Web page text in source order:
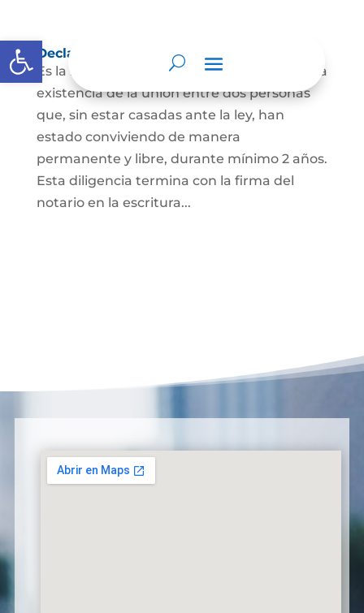
Abrir barra de herramientas
Declaración de Unión Marital de Hecho
Es la manifestación ante juez o notario de la
existencia de la unión entre dos personas
que, sin estar casadas ante la ley, han
estado conviviendo de manera
permanente y libre, durante mínimo 2 años.
Esta diligencia termina con la firma del
notario en la escritura...